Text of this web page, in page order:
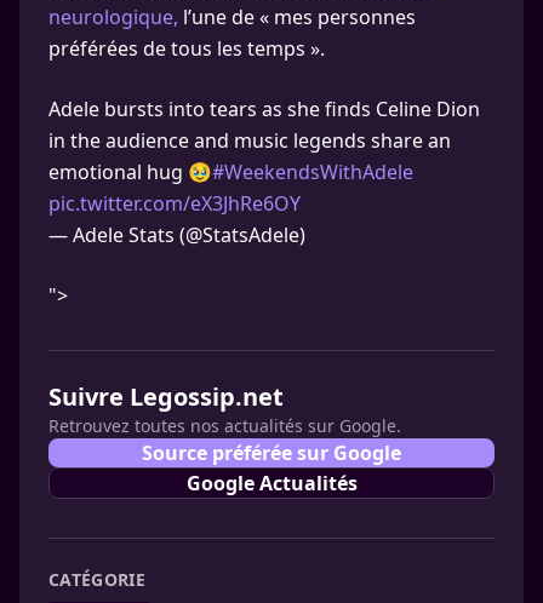
neurologique, l’une de « mes personnes
préférées de tous les temps ».
Adele bursts into tears as she finds Celine Dion
in the audience and music legends share an
emotional hug 🥹#WeekendsWithAdele
pic.twitter.com/eX3JhRe6OY
— Adele Stats (@StatsAdele)
">
Suivre Legossip.net
Retrouvez toutes nos actualités sur Google.
Source préférée sur Google
Google Actualités
CATÉGORIE